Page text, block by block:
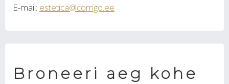
E-mail: estetica@corrigo.ee
Broneeri aeg kohe